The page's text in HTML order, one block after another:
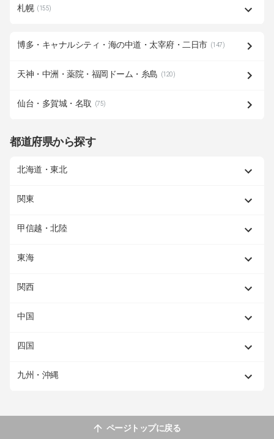
札幌 (155)
博多・キャナルシティ・海の中道・太宰府・二日市 (147)
天神・中洲・薬院・福岡ドーム・糸島 (120)
仙台・多賀城・名取 (75)
都道府県から探す
北海道・東北
関東
甲信越・北陸
東海
関西
中国
四国
九州・沖縄
ページトップに戻る